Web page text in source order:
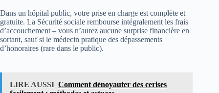
Dans un hôpital public, votre prise en charge est complète et
gratuite. La Sécurité sociale rembourse intégralement les frais
d’accouchement – vous n’aurez aucune surprise financière en
sortant, sauf si le médecin pratique des dépassements
d’honoraires (rare dans le public).
LIRE AUSSI Comment dénoyauter des cerises